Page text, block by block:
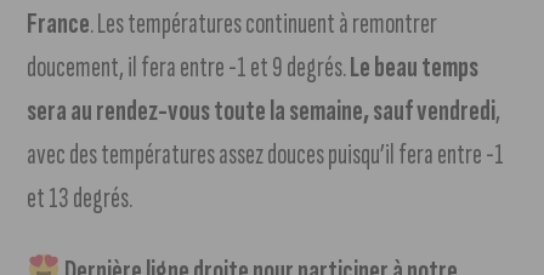
France. Les températures continuent à remontrer
doucement, il fera entre -1 et 9 degrés.Le beau temps
sera au rendez-vous toute la semaine, sauf vendredi,
avec des températures assez douces puisqu’il fera entre -1
et 13 degrés.